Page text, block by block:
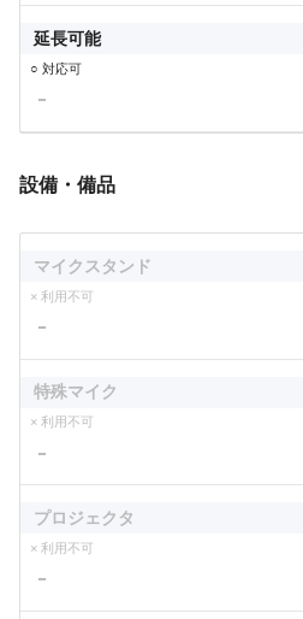
延長可能
○ 対応可
－
設備・備品
マイクスタンド
× 利用不可
－
特殊マイク
× 利用不可
－
プロジェクタ
× 利用不可
－